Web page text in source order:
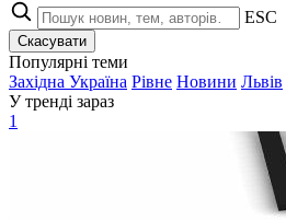
ESC
Скасувати
Популярні теми
Західна Україна Рівне Новини Львів
У тренді зараз
1